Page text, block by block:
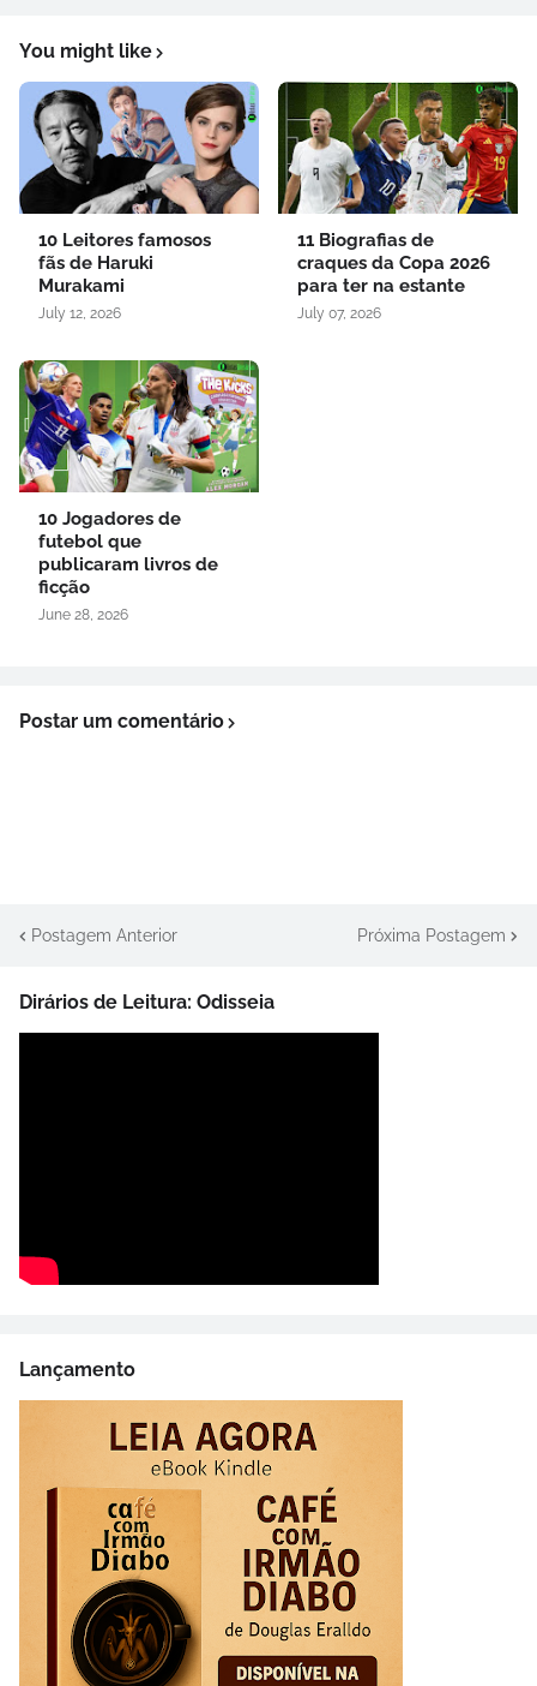
You might like
10 Leitores famosos
fãs de Haruki
Murakami
July 12, 2026
11 Biografias de
craques da Copa 2026
para ter na estante
July 07, 2026
10 Jogadores de
futebol que
publicaram livros de
ficção
June 28, 2026
Postar um comentário
Postagem Anterior Próxima Postagem
Dirários de Leitura: Odisseia
Lançamento